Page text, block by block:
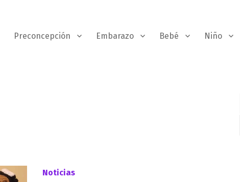
Preconcepción Embarazo Bebé Niño
Noticias